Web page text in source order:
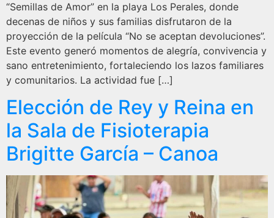
“Semillas de Amor” en la playa Los Perales, donde
decenas de niños y sus familias disfrutaron de la
proyección de la película “No se aceptan devoluciones”.
Este evento generó momentos de alegría, convivencia y
sano entretenimiento, fortaleciendo los lazos familiares
y comunitarios. La actividad fue […]
Elección de Rey y Reina en
la Sala de Fisioterapia
Brigitte García – Canoa